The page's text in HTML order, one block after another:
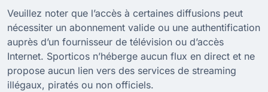
Veuillez noter que l’accès à certaines diffusions peut
nécessiter un abonnement valide ou une authentification
auprès d’un fournisseur de télévision ou d’accès
Internet. Sporticos n’héberge aucun flux en direct et ne
propose aucun lien vers des services de streaming
illégaux, piratés ou non officiels.